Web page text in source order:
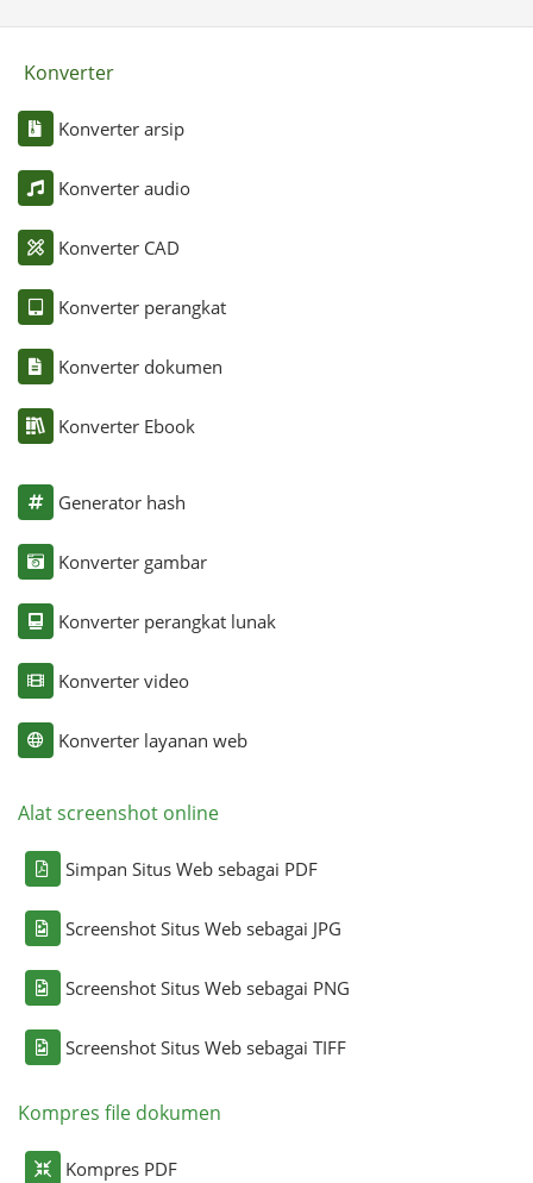
Konverter
Konverter arsip
Konverter audio
Konverter CAD
Konverter perangkat
Konverter dokumen
Konverter Ebook
Generator hash
Konverter gambar
Konverter perangkat lunak
Konverter video
Konverter layanan web
Alat screenshot online
Simpan Situs Web sebagai PDF
Screenshot Situs Web sebagai JPG
Screenshot Situs Web sebagai PNG
Screenshot Situs Web sebagai TIFF
Kompres file dokumen
Kompres PDF